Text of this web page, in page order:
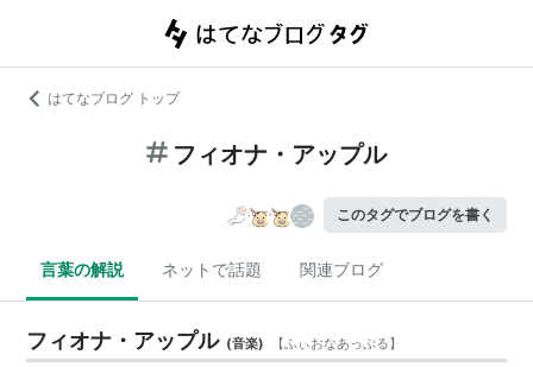
はてなブログ トップ
フィオナ・アップル
このタグでブログを書く
言葉の解説 ネットで話題 関連ブログ
フィオナ・アップル (音楽) 【ふぃおなあっぷる】